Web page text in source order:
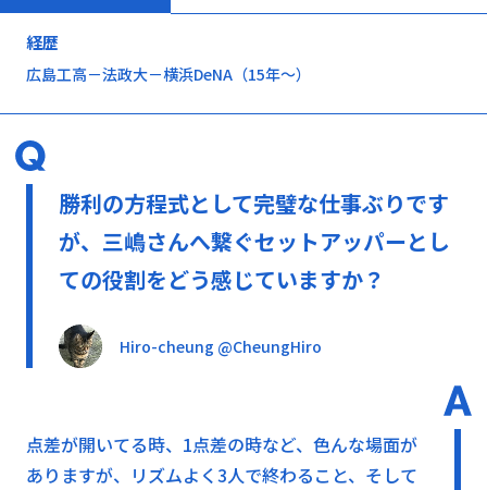
経歴
広島工高－法政大－横浜DeNA（15年～）
勝利の方程式として完璧な仕事ぶりです
が、三嶋さんへ繋ぐセットアッパーとし
ての役割をどう感じていますか？
Hiro-cheung @CheungHiro
点差が開いてる時、1点差の時など、色んな場面が
ありますが、リズムよく3人で終わること、そして